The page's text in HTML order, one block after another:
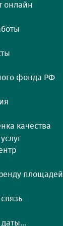
онлайн
фонда РФ
качества
площадей